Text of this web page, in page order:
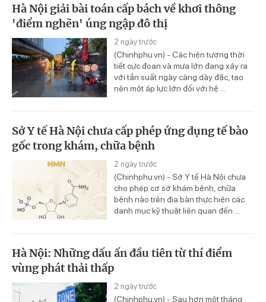
Hà Nội giải bài toán cấp bách về khơi thông
'điểm nghẽn' úng ngập đô thị
2 ngày trước
(Chinhphu.vn) - Các hiện tượng thời
tiết cực đoan và mưa lớn đang xảy ra
với tần suất ngày càng dày đặc, tạo
nên một áp lực lớn đối với hệ ...
Sở Y tế Hà Nội chưa cấp phép ứng dụng tế bào
gốc trong khám, chữa bệnh
2 ngày trước
(Chinhphu.vn) - Sở Y tế Hà Nội chưa
cho phép cơ sở khám bệnh, chữa
bệnh nào trên địa bàn thực hiện các
danh mục kỹ thuật liên quan đến ...
Hà Nội: Những dấu ấn đầu tiên từ thí điểm
vùng phát thải thấp
2 ngày trước
(Chinhphu.vn) - Sau hơn một tháng